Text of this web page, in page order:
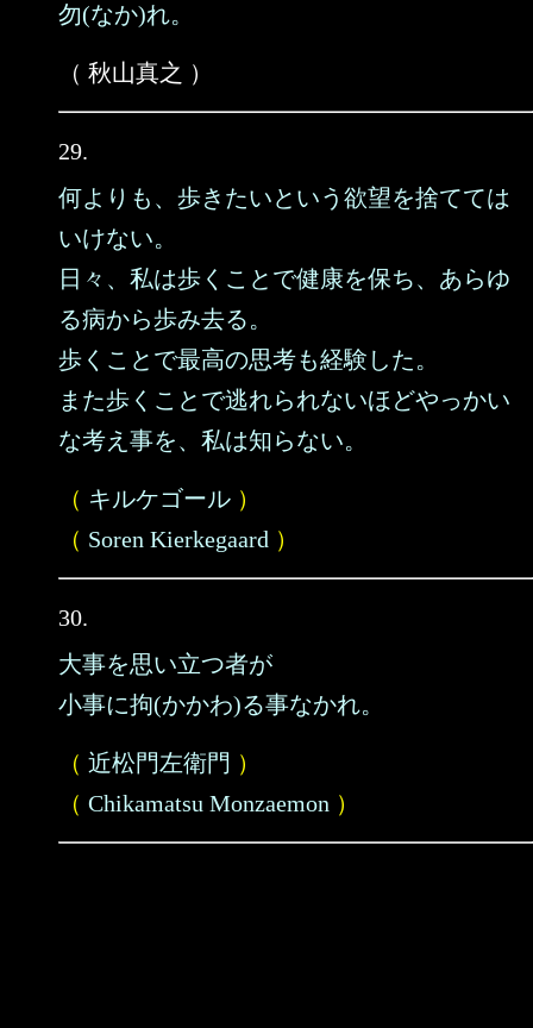
勿(なか)れ。
（ 秋山真之 ）
29.
何よりも、歩きたいという欲望を捨てては
いけない。
日々、私は歩くことで健康を保ち、あらゆ
る病から歩み去る。
歩くことで最高の思考も経験した。
また歩くことで逃れられないほどやっかい
な考え事を、私は知らない。
（ キルケゴール ）
（ Soren Kierkegaard ）
30.
大事を思い立つ者が
小事に拘(かかわ)る事なかれ。
（ 近松門左衛門 ）
（ Chikamatsu Monzaemon ）